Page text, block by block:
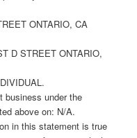
ONTARIO, CA
D STREET ONTARIO,
business under the
above on: N/A.
in this statement is true